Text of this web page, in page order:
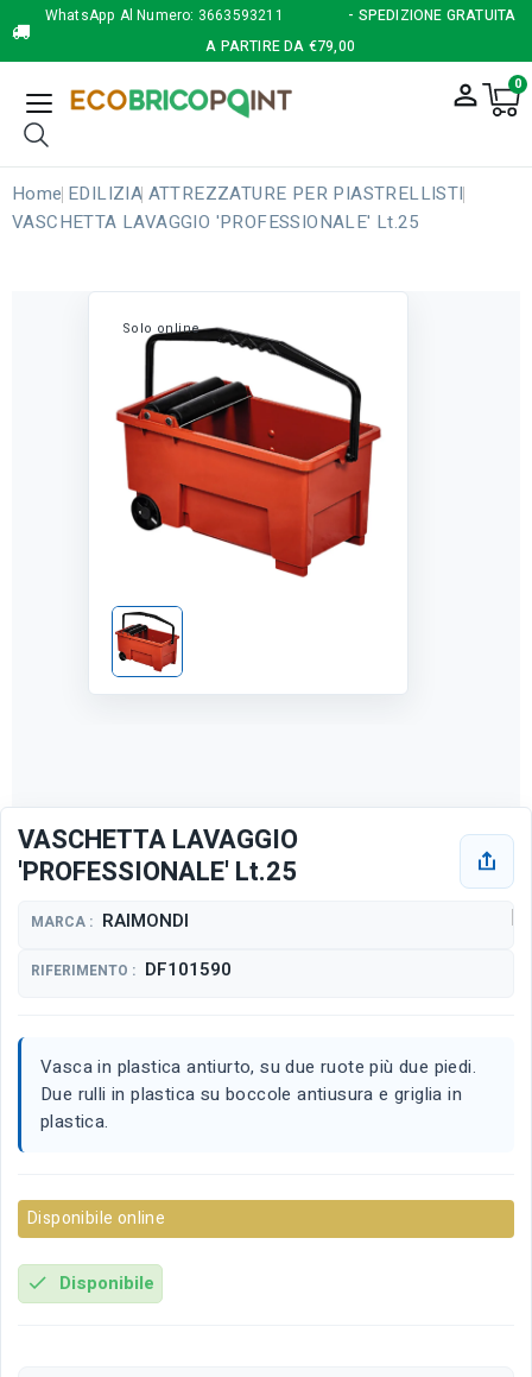
WhatsApp Al Numero: 3663593211
- SPEDIZIONE GRATUITA
A PARTIRE DA €79,00
person_outline 0
Home EDILIZIA ATTREZZATURE PER PIASTRELLISTI
VASCHETTA LAVAGGIO 'PROFESSIONALE' Lt.25
Solo online
VASCHETTA LAVAGGIO
'PROFESSIONALE' Lt.25
MARCA : RAIMONDI
RIFERIMENTO : DF101590
Vasca in plastica antiurto, su due ruote più due piedi.
Due rulli in plastica su boccole antiusura e griglia in
plastica.
Disponibile online
check Disponibile